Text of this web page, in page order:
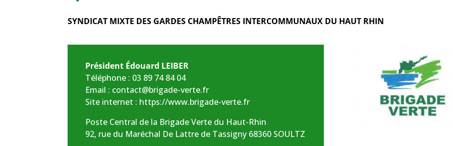
SYNDICAT MIXTE DES GARDES CHAMPÊTRES INTERCOMMUNAUX DU HAUT RHIN
Président Édouard LEIBER
Téléphone : 03 89 74 84 04
Email : contact@brigade-verte.fr
Site internet : https://www.brigade-verte.fr
Poste Central de la Brigade Verte du Haut-Rhin
92, rue du Maréchal De Lattre de Tassigny 68360 SOULTZ